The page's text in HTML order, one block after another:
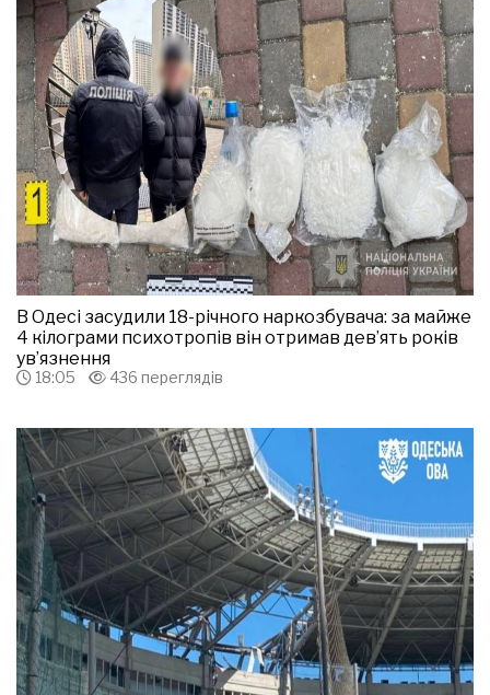
В Одесі засудили 18-річного наркозбувача: за майже
4 кілограми психотропів він отримав дев’ять років
ув’язнення
18:05 436 переглядів